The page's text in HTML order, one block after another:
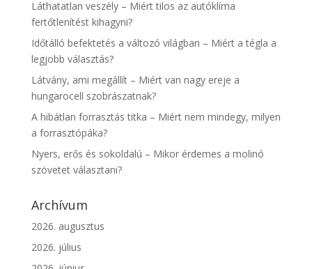
Láthatatlan veszély – Miért tilos az autóklíma
fertőtlenítést kihagyni?
Időtálló befektetés a változó világban – Miért a tégla a
legjobb választás?
Látvány, ami megállít – Miért van nagy ereje a
hungarocell szobrászatnak?
A hibátlan forrasztás titka – Miért nem mindegy, milyen
a forrasztópáka?
Nyers, erős és sokoldalú – Mikor érdemes a molinó
szövetet választani?
Archívum
2026. augusztus
2026. július